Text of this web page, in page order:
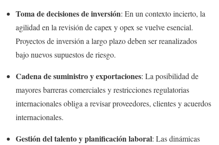
Toma de decisiones de inversión: En un contexto incierto, la
agilidad en la revisión de capex y opex se vuelve esencial.
Proyectos de inversión a largo plazo deben ser reanalizados
bajo nuevos supuestos de riesgo.
Cadena de suministro y exportaciones: La posibilidad de
mayores barreras comerciales y restricciones regulatorias
internacionales obliga a revisar proveedores, clientes y acuerdos
internacionales.
Gestión del talento y planificación laboral: Las dinámicas